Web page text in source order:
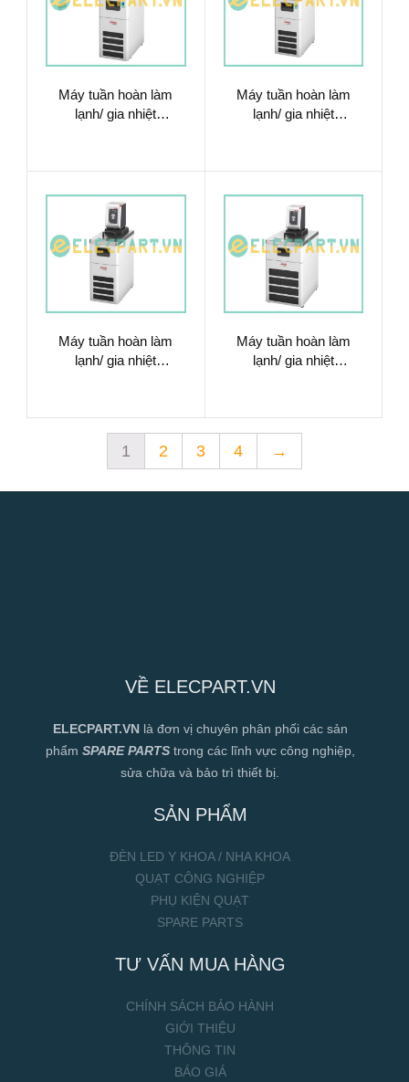
Máy tuần hoàn làm
lạnh/ gia nhiệt
Máy tuần hoàn làm
lạnh/ gia nhiệt
Máy tuần hoàn làm
lạnh/ gia nhiệt
Máy tuần hoàn làm
lạnh/ gia nhiệt
1 2 3 4 →
VỀ ELECPART.VN
ELECPART.VN là đơn vị chuyên phân phối các sản
phẩm SPARE PARTStrong các lĩnh vực công nghiệp,
sửa chữa và bảo trì thiết bị.
SẢN PHẨM
ĐÈN LED Y KHOA / NHA KHOA
QUẠT CÔNG NGHIỆP
PHỤ KIỆN QUẠT
SPARE PARTS
TƯ VẤN MUA HÀNG
CHÍNH SÁCH BẢO HÀNH
GIỚI THIỆU
THÔNG TIN
BÁO GIÁ